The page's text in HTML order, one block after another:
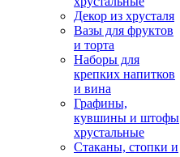
Декор из хрусталя
Вазы для фруктов
и торта
Наборы для
крепких напитков
и вина
Графины,
кувшины и штофы
хрустальные
Стаканы, стопки и